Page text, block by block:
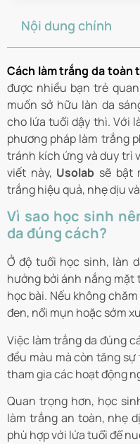
Nội dung chính
Cách làm trắng da toàn
được nhiều bạn trẻ
muốn sở hữu làn da
cho lứa tuổi dậy thì. Với
phương pháp làm trắng
tránh kích ứng và duy trì
viết này, Usolab sẽ bật
trắng hiệu quả, nhẹ dịu
Vì sao học sinh
da đúng cách?
Ở độ tuổi học sinh, làn
hưởng bởi ánh nắng mặt
học bài. Nếu không
đen, nổi mụn hoặc sớm
Việc làm trắng da đúng
đều màu mà còn tăng
tham gia các hoạt động
Quan trọng hơn, học
làm trắng an toàn, nhẹ
phù hợp với lứa tuổi để